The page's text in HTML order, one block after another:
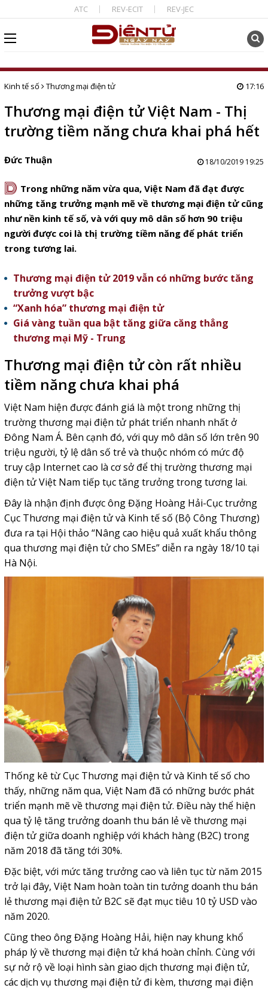
ATC REV-ECIT REV-JEC
Kinh tế số Thương mại điện tử 17:16
Thương mại điện tử Việt Nam - Thị
trường tiềm năng chưa khai phá hết
Đức Thuận 18/10/2019 19:25
D Trong những năm vừa qua, Việt Nam đã đạt được
những tăng trưởng mạnh mẽ về thương mại điện tử cũng
như nền kinh tế số, và với quy mô dân số hơn 90 triệu
người được coi là thị trường tiềm năng để phát triển
trong tương lai.
Thương mại điện tử 2019 vẫn có những bước tăng
trưởng vượt bậc
“Xanh hóa” thương mại điện tử
Giá vàng tuần qua bật tăng giữa căng thẳng
thương mại Mỹ - Trung
Thương mại điện tử còn rất nhiều
tiềm năng chưa khai phá
Việt Nam hiện được đánh giá là một trong những thị
trường thương mại điện tử phát triển nhanh nhất ở
Đông Nam Á. Bên cạnh đó, với quy mô dân số lớn trên 90
triệu người, tỷ lệ dân số trẻ và thuộc nhóm có mức độ
truy cập Internet cao là cơ sở để thị trường thương mại
điện tử Việt Nam tiếp tục tăng trưởng trong tương lai.
Đây là nhận định được ông Đặng Hoàng Hải-Cục trưởng
Cục Thương mại điện tử và Kinh tế số (Bộ Công Thương)
đưa ra tại Hội thảo “Nâng cao hiệu quả xuất khẩu thông
qua thương mại điện tử cho SMEs” diễn ra ngày 18/10 tại
Hà Nội.
Thống kê từ Cục Thương mại điện tử và Kinh tế số cho
thấy, những năm qua, Việt Nam đã có những bước phát
triển mạnh mẽ về thương mại điện tử. Điều này thể hiện
qua tỷ lệ tăng trưởng doanh thu bán lẻ về thương mại
điện tử giữa doanh nghiệp với khách hàng (B2C) trong
năm 2018 đã tăng tới 30%.
Đặc biệt, với mức tăng trưởng cao và liên tục từ năm 2015
trở lại đây, Việt Nam hoàn toàn tin tưởng doanh thu bán
lẻ thương mại điện tử B2C sẽ đạt mục tiêu 10 tỷ USD vào
năm 2020.
Cũng theo ông Đặng Hoàng Hải, hiện nay khung khổ
pháp lý về thương mại điện tử khá hoàn chỉnh. Cùng với
sự nở rộ về loại hình sàn giao dịch thương mại điện tử,
các dịch vụ thương mại điện tử đi kèm, thương mại điện